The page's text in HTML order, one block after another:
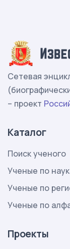
Сетевая
– проект
Каталог
Поиск ученого
Ученые по
Ученые по
Ученые по
Проекты